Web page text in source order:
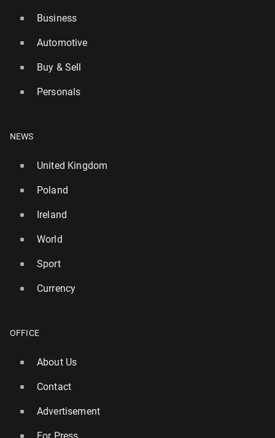
Business
Automotive
Buy & Sell
Personals
NEWS
United Kingdom
Poland
Ireland
World
Sport
Currency
OFFICE
About Us
Contact
Advertisement
For Press